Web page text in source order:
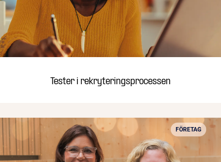
Tester i rekryteringsprocessen
FÖRETAG